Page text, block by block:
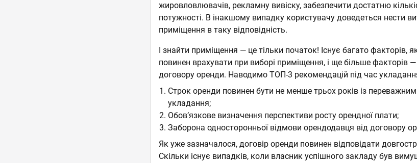
жировловлювачів, рекламну вивіску, забезпечити достатню
потужності. В інакшому випадку користувачу доведеться нести
приміщення в таку відповідність.
І знайти приміщення — це тільки початок! Існує багато факторів,
повинен врахувати при виборі приміщення, і ще більше факторів
договору оренди. Наводимо ТОП-3 рекомендацій під час
Строк оренди повинен бути не менше трьох років із
укладання;
Обов’язкове визначення перспективи росту орендної плати;
Заборона односторонньої відмови орендодавця від договору
Як уже зазначалося, договір оренди повинен відповідати
Скільки існує випадків, коли власник успішного закладу був